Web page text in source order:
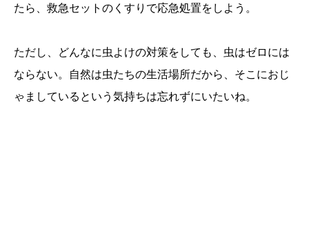
たら、救急セットのくすりで応急処置をしよう。
ただし、どんなに虫よけの対策をしても、虫はゼロには
ならない。自然は虫たちの生活場所だから、そこにおじ
ゃましているという気持ちは忘れずにいたいね。